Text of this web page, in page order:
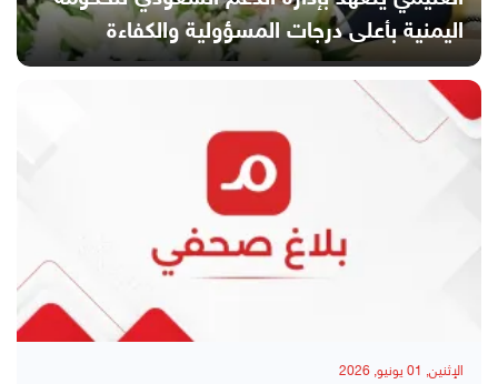
مسيرة سياسية ووطنية حافلة
اليمنية بأعلى درجات المسؤولية والكفاءة
شرطة الممدارة بعد اقتحام القسم
متفاقمة بفعل الحروب والاستبداد
رحلاتها إلى جزيرة سقطرى
الإثنين, 01 يونيو, 2026